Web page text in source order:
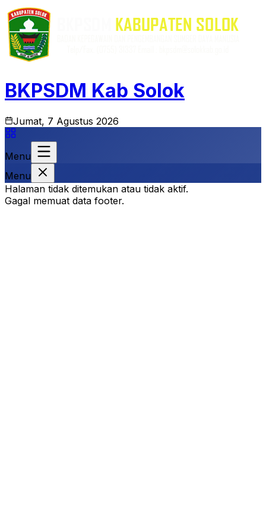
BKPSDM Kab Solok
Jumat, 7 Agustus 2026
Menu
Menu
Halaman tidak ditemukan atau tidak aktif.
Gagal memuat data footer.